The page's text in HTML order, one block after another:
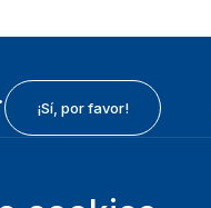
¡Sí, por favor!